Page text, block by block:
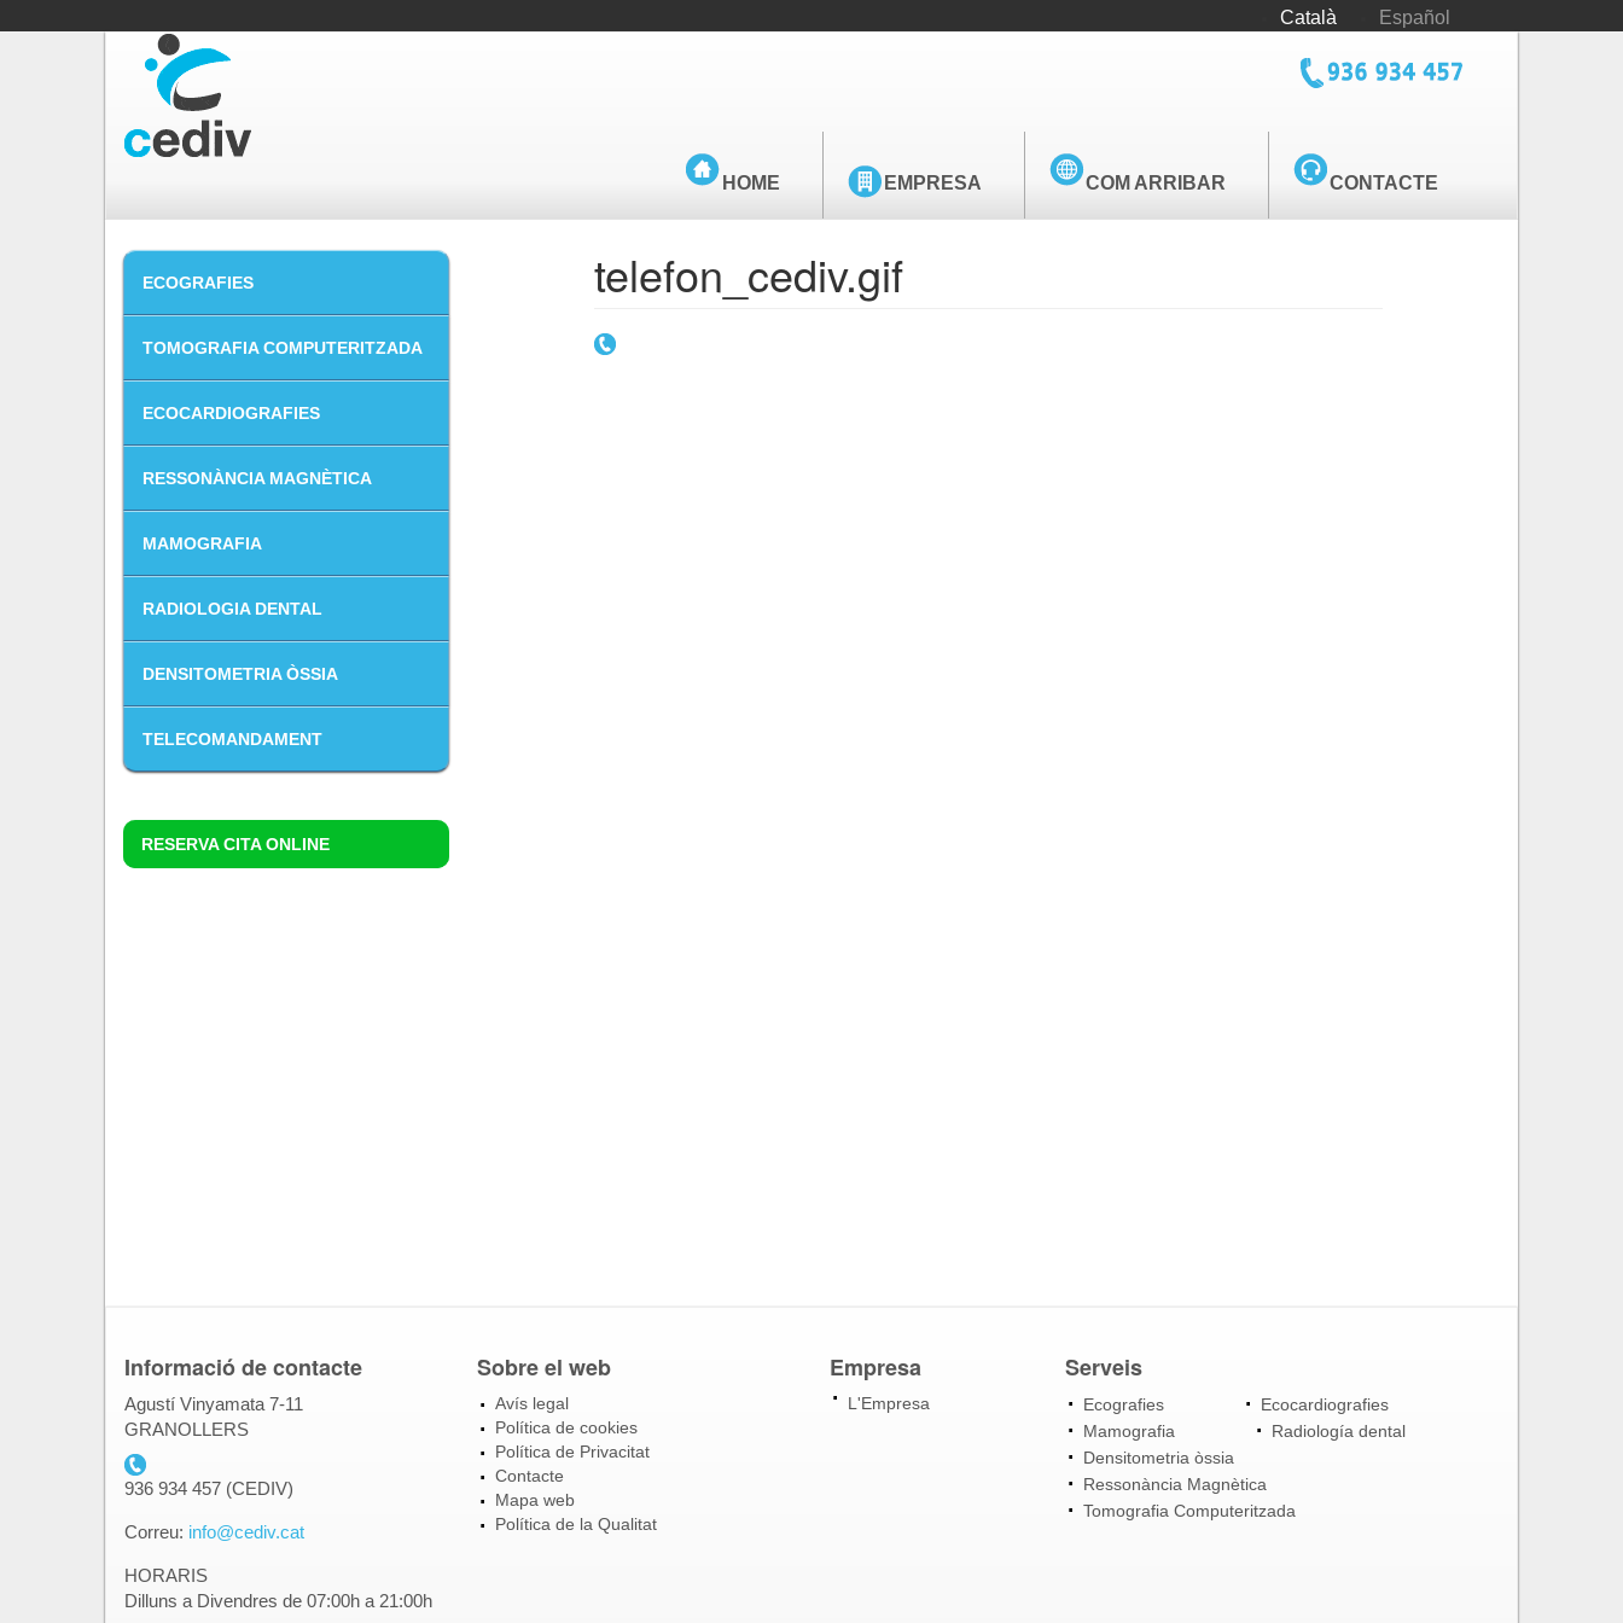
al
Català Español
tel_cediv.png
HOME EMPRESA COM ARRIBAR CONTACTE
ECOGRAFIES
TOMOGRAFIA COMPUTERITZADA
ECOCARDIOGRAFIES
RESSONÀNCIA MAGNÈTICA
MAMOGRAFIA
RADIOLOGIA DENTAL
DENSITOMETRIA ÒSSIA
TELECOMANDAMENT
RESERVA CITA ONLINE
telefon_cediv.gif
Informació de contacte
Agustí Vinyamata 7-11
GRANOLLERS
telefon_cediv.gif
936 934 457 (CEDIV)
Correu: info@cediv.cat
HORARIS
Dilluns a Divendres de 07:00h a 21:00h
Sobre el web
Avís legal
Política de cookies
Política de Privacitat
Contacte
Mapa web
Política de la Qualitat
Empresa
L'Empresa
Serveis
Ecografies
Ecocardiografies
Mamografia
Radiología dental
Densitometria òssia
Ressonància Magnètica
Tomografia Computeritzada